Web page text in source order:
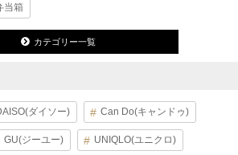
当箱
カテゴリー一覧
ダイソー) Can Do(キャンドゥ)
GU(ジーユー) UNIQLO(ユニクロ)